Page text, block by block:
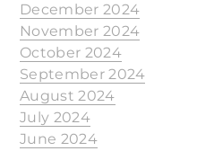
December 2024
November 2024
October 2024
September 2024
August 2024
July 2024
June 2024